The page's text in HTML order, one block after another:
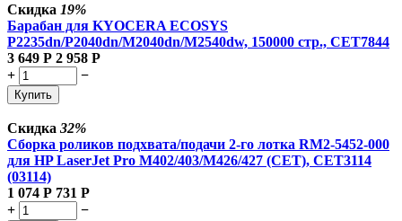
Скидка 19%
Барабан для KYOCERA ECOSYS
P2235dn/P2040dn/M2040dn/M2540dw, 150000 стр., CET7844
3 649 Р 2 958 Р
+
−
Купить
Скидка 32%
Сборка роликов подхвата/подачи 2-го лотка RM2-5452-000
для HP LaserJet Pro M402/403/M426/427 (CET), CET3114
(03114)
1 074 Р 731 Р
+
−